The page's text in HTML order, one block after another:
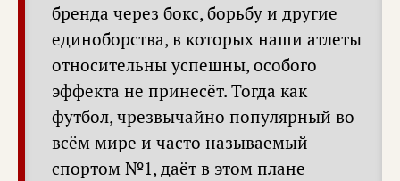
бренда через бокс, борьбу и другие
единоборства, в которых наши атлеты
относительны успешны, особого
эффекта не принесёт. Тогда как
футбол, чрезвычайно популярный во
всём мире и часто называемый
спортом №1, даёт в этом плане